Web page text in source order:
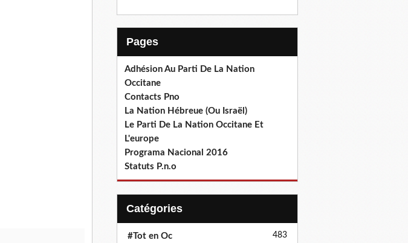
Pages
Adhésion Au Parti De La Nation
Occitane
Contacts Pno
La Nation Hébreue (Ou Israël)
Le Parti De La Nation Occitane Et
L'europe
Programa Nacional 2016
Statuts P.n.o
Catégories
#Tot en Oc 483